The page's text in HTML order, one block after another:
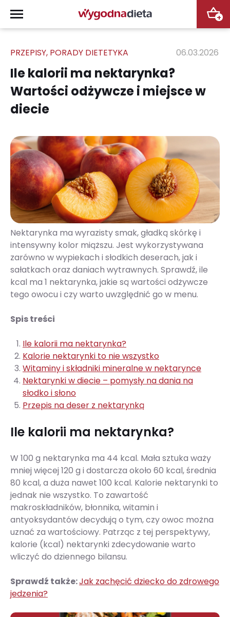
+
PRZEPISY, PORADY DIETETYKA 06.03.2026
Ile kalorii ma nektarynka?
Wartości odżywcze i miejsce w
diecie
Nektarynka ma wyrazisty smak, gładką skórkę i
intensywny kolor miąższu. Jest wykorzystywana
zarówno w wypiekach i słodkich deserach, jak i
sałatkach oraz daniach wytrawnych. Sprawdź, ile
kcal ma 1 nektarynka, jakie są wartości odżywcze
tego owocu i czy warto uwzględnić go w menu.
Spis treści
Ile kalorii ma nektarynka?
Kalorie nektarynki to nie wszystko
Witaminy i składniki mineralne w nektarynce
Nektarynki w diecie – pomysły na dania na
słodko i słono
Przepis na deser z nektarynką
Ile kalorii ma nektarynka?
W 100 g nektarynka ma 44 kcal. Mała sztuka waży
mniej więcej 120 g i dostarcza około 60 kcal, średnia
80 kcal, a duża nawet 100 kcal. Kalorie nektarynki to
jednak nie wszystko. To zawartość
makroskładników, błonnika, witamin i
antyoksydantów decydują o tym, czy owoc można
uznać za wartościowy. Patrząc z tej perspektywy,
kalorie (kcal) nektarynki zdecydowanie warto
wliczyć do dziennego bilansu.
Sprawdź także:Jak zachęcić dziecko do zdrowego
jedzenia?